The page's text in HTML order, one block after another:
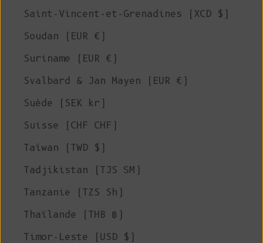
Saint-Vincent-et-Grenadines (XCD $)
Soudan (EUR €)
Suriname (EUR €)
Svalbard & Jan Mayen (EUR €)
Suède (SEK kr)
Suisse (CHF CHF)
Taïwan (TWD $)
Tadjikistan (TJS ЅМ)
Tanzanie (TZS Sh)
Thaïlande (THB ฿)
Timor-Leste (USD $)